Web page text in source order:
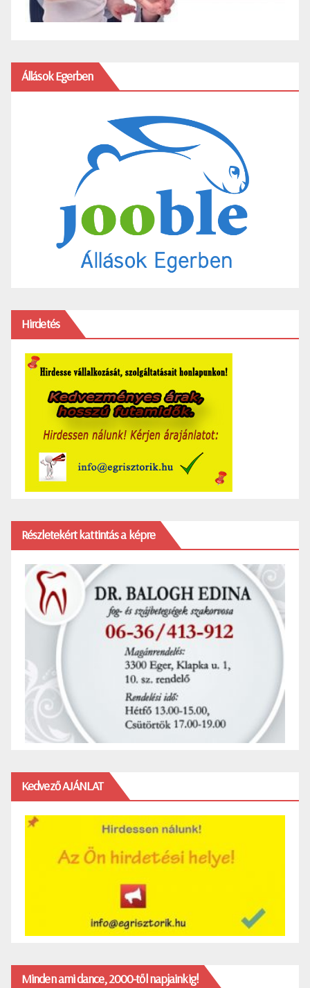
Állások Egerben
Hirdetés
Részletekért kattintás a képre
Kedvező AJÁNLAT
Minden ami dance, 2000-től napjainkig!